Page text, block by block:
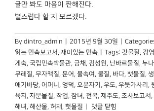
글만 봐도 마음이 짠해진다.
별스럽다 할 지 모르겠다.
By dintro_admin 2015년 9월 30일
읽는 민속보고서 , 재미있는 민속 Tags: 갓물질, 강
게숙, 국립민속박물관, 금채 , 김성원, 난바르물질, 누나
무레질, 무자맥질, 문어 , 물속여 , 물질, 바다, 뱃물질,
애기바당, 어머니 , 엉덕, 오분자기 , 우도, 우뭇가사리 ,
육지 , 자문물질, 작업, 잠녀 , 전복, 제주도, 조사보고서 ,
해녀 , 해산물, 허채 , 헛물질
잠녀,
댓글 닫힘